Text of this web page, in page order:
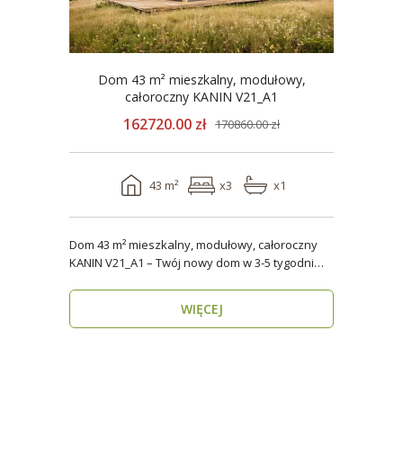
Dom 43 m² mieszkalny, modułowy,
całoroczny KANIN V21_A1
162720.00 zł 170860.00 zł
43 m² x3 x1
Dom 43 m² mieszkalny, modułowy, całoroczny
KANIN V21_A1 – Twój nowy dom w 3-5 tygodni
WIĘCEJ